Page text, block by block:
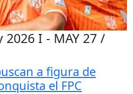
2026 I - MAY 27 /
a figura de
el FPC